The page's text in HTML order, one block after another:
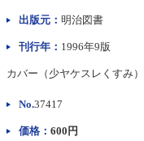
出版元： 明治図書
刊行年： 1996年9版
カバー（少ヤケスレくすみ）
No.37417
価格： 600円